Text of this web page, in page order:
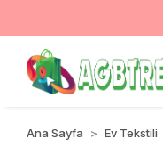
Ana Sayfa Ev Tekstili